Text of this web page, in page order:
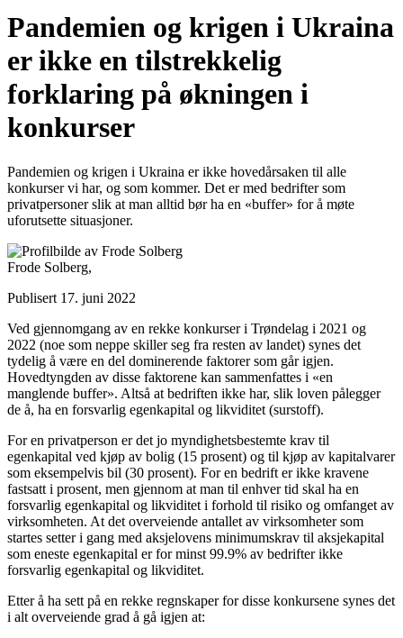
Pandemien og krigen i Ukraina
er ikke en tilstrekkelig
forklaring på økningen i
konkurser
Pandemien og krigen i Ukraina er ikke hovedårsaken til alle
konkurser vi har, og som kommer. Det er med bedrifter som
privatpersoner slik at man alltid bør ha en «buffer» for å møte
uforutsette situasjoner.
Frode Solberg,
Publisert 17. juni 2022
Ved gjennomgang av en rekke konkurser i Trøndelag i 2021 og
2022 (noe som neppe skiller seg fra resten av landet) synes det
tydelig å være en del dominerende faktorer som går igjen.
Hovedtyngden av disse faktorene kan sammenfattes i «en
manglende buffer». Altså at bedriften ikke har, slik loven pålegger
de å, ha en forsvarlig egenkapital og likviditet (surstoff).
For en privatperson er det jo myndighetsbestemte krav til
egenkapital ved kjøp av bolig (15 prosent) og til kjøp av kapitalvarer
som eksempelvis bil (30 prosent). For en bedrift er ikke kravene
fastsatt i prosent, men gjennom at man til enhver tid skal ha en
forsvarlig egenkapital og likviditet i forhold til risiko og omfanget av
virksomheten. At det overveiende antallet av virksomheter som
startes setter i gang med aksjelovens minimumskrav til aksjekapital
som eneste egenkapital er for minst 99.9% av bedrifter ikke
forsvarlig egenkapital og likviditet.
Etter å ha sett på en rekke regnskaper for disse konkursene synes det
i alt overveiende grad å gå igjen at: